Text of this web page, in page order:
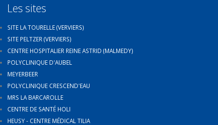
Les sites
SITE LA TOURELLE (VERVIERS)
SITE PELTZER (VERVIERS)
CENTRE HOSPITALIER REINE ASTRID (MALMEDY)
POLYCLINIQUE D'AUBEL
MEYERBEER
POLYCLINIQUE CRESCEND'EAU
MRS LA BARCAROLLE
CENTRE DE SANTÉ HOLI
HEUSY - CENTRE MÉDICAL TILIA